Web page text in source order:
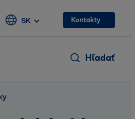
SK Kontakty
Hľadať